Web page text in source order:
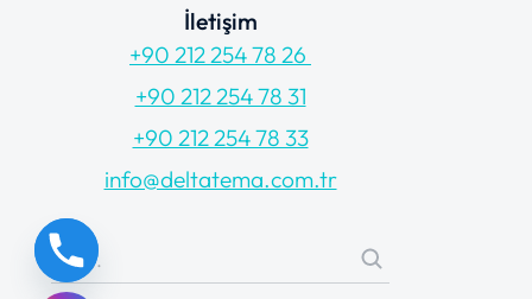
İletişim
+90 212 254 78 26
+90 212 254 78 31
+90 212 254 78 33
info@deltatema.com.tr